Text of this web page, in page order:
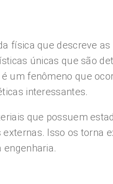
física que descreve
únicas que são
um fenômeno que
interessantes.
que possuem
Isso os torna